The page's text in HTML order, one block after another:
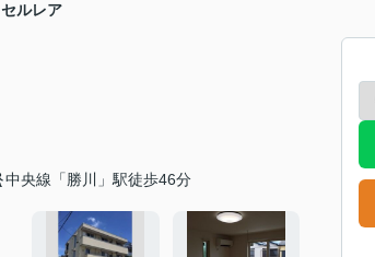
セルレア
中央線「勝川」駅徒歩46分